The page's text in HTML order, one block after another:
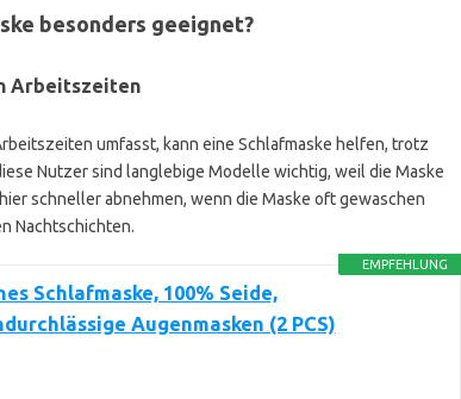
besonders geeignet?
Arbeitszeiten
umfasst, kann eine Schlafmaske helfen, trotz
Nutzer sind langlebige Modelle wichtig, weil die Maske
schneller abnehmen, wenn die Maske oft gewaschen
Nachtschichten.
EMPFEHLUNG
Schlafmaske, 100% Seide,
Augenmasken (2 PCS)